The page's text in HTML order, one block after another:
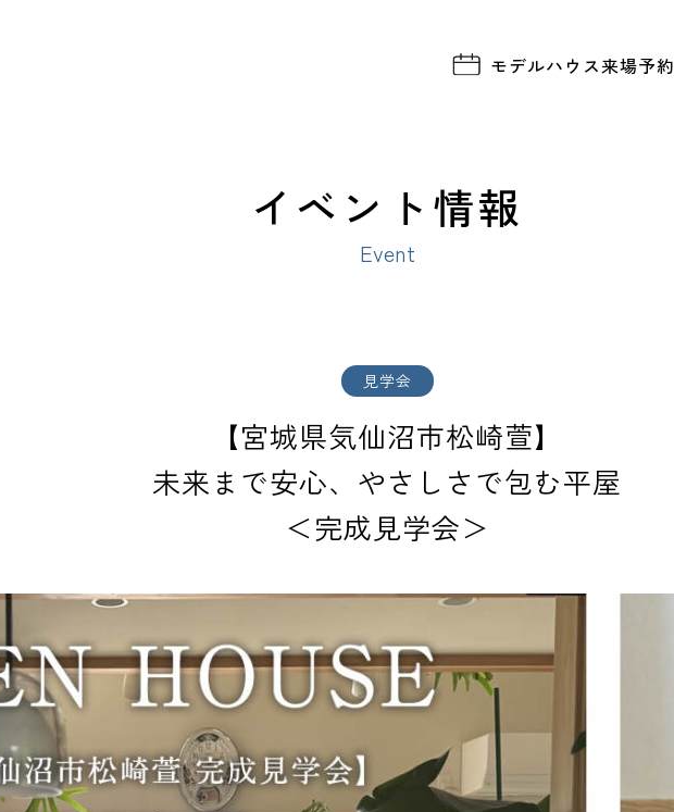
モデルハウス来場予約
イベント情報
Event
見学会
【宮城県気仙沼市松崎萱】
未来まで安心、やさしさで包む平屋
＜完成見学会＞